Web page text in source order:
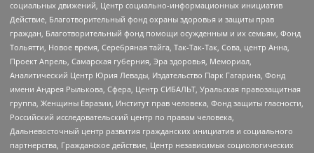
социальных движений, Центр социально-информационных инициатив
Действие, Благотворительный фонд охраны здоровья и защиты прав
граждан, Благотворительный фонд помощи осужденным и их семьям, Фонд
Тольятти, Новое время, Серебряная тайга, Так-Так-Так, Сова, центр Анна,
Проект Апрель, Самарская губерния, Эра здоровья, Мемориал,
Аналитический Центр Юрия Левады, Издательство Парк Гагарина, Фонд
имени Андрея Рылькова, Сфера, Центр СИБАЛЬТ, Уральская правозащитная
группа, Женщины Евразии, Институт прав человека, Фонд защиты гласности,
Российский исследовательский центр по правам человека,
Дальневосточный центр развития гражданских инициатив и социального
партнерства, Гражданское действие, Центр независимых социологических